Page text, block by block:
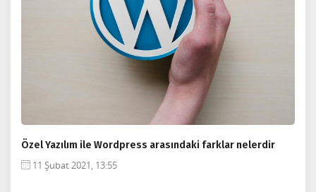
Özel Yazılım ile Wordpress arasındaki farklar nelerdir
11 Şubat 2021, 13:55